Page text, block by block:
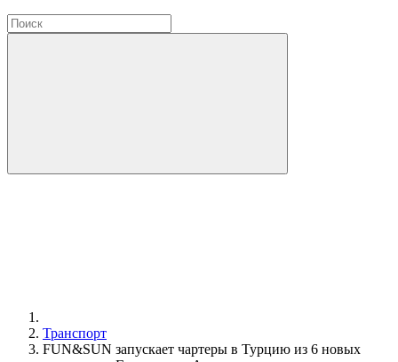
Транспорт
FUN&SUN запускает чартеры в Турцию из 6 новых